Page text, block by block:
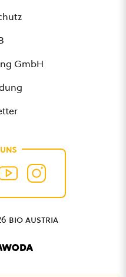
GmbH
bio austria